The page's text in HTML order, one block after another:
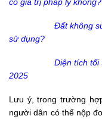
Đất không
sử dụng?
Diện tích tối
2025
Lưu ý, trong trường
người dân có thể nộp